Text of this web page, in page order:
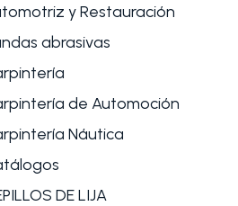
y Restauración
abrasivas
de Automoción
Náutica
DE LIJA